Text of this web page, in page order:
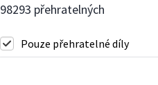
98293 přehratelných
Pouze přehratelné díly